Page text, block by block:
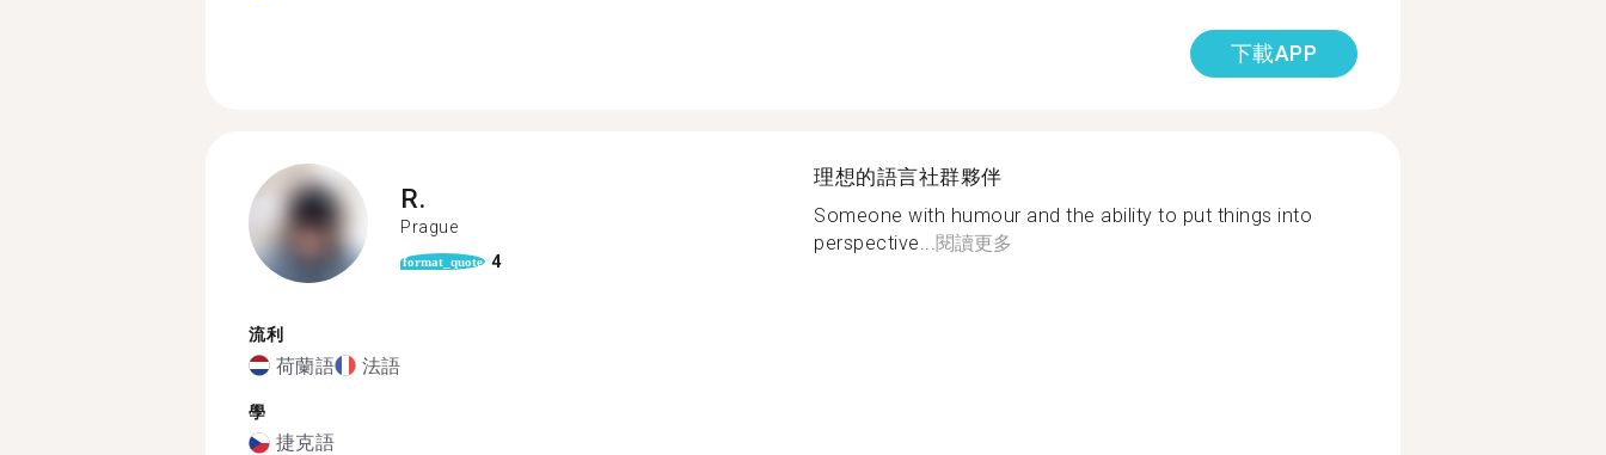
下載APP
R.
Prague
format_quote 4
流利
荷蘭語 法語
學
捷克語
理想的語言社群夥伴
Someone with humour and the ability to put things into
perspective...閱讀更多